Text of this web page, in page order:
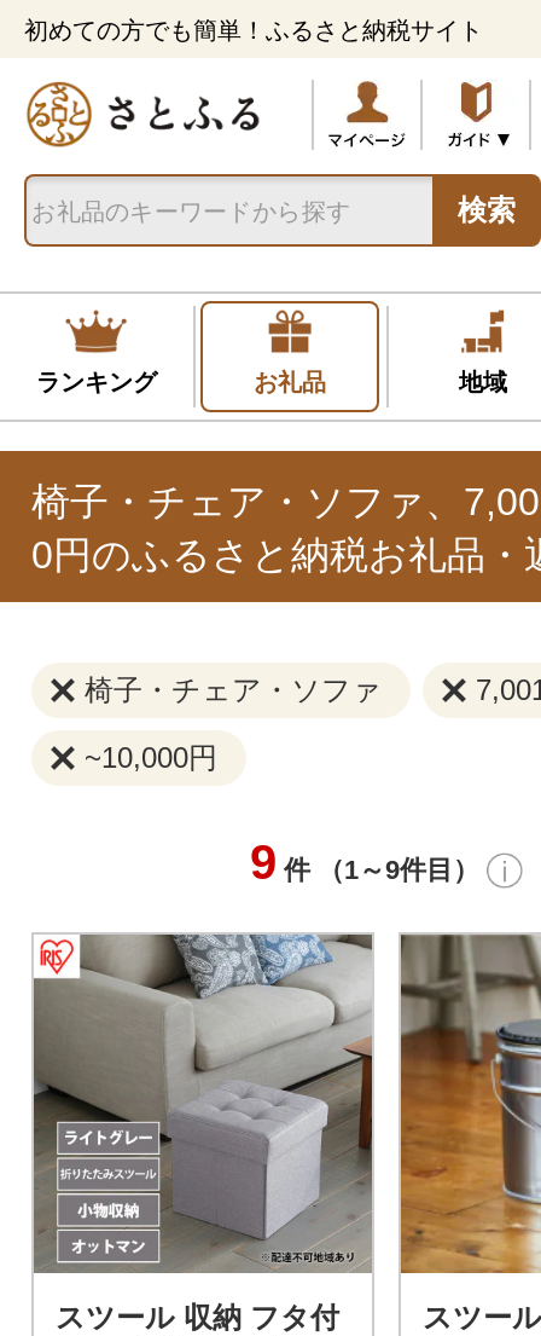
初めての方でも簡単！ふるさと納税サイト
検索
ランキング お礼品 地域
椅子・チェア・ソファ、
0円のふるさと納税お礼品・
椅子・チェア・ソファ
~10,000円
9 件 （1～9件目）
スツール 収納 フタ付
スツー